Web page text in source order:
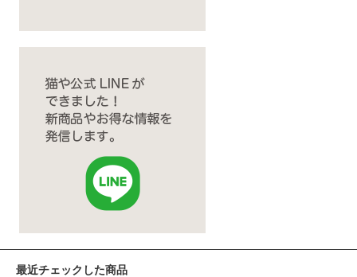
最近チェックした商品